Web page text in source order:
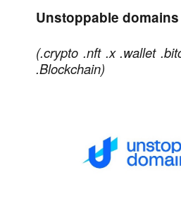
Unstoppable domains
(.crypto .nft .x .wallet
.Blockchain)